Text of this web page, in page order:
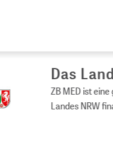
Das Land NRW
MED ist eine
NRW finanziert wird.